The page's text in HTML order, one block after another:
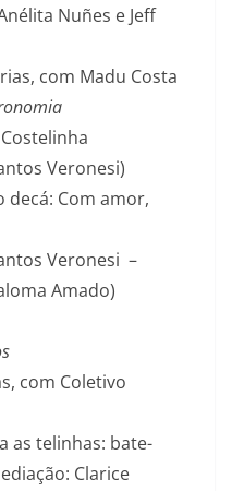
Nuñes e Jeff
com Madu Costa
Veronesi)
decá: Com amor,
Veronesi –
Amado)
com Coletivo
as telinhas: bate-
Clarice